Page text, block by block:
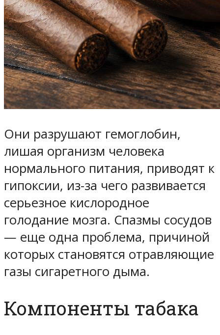
Они разрушают гемоглобин,
лишая организм человека
нормального питания, приводят к
гипоксии, из-за чего развивается
серьезное кислородное
голодание мозга. Спазмы сосудов
— еще одна проблема, причиной
которых становятся отравляющие
газы сигаретного дыма.
Компоненты табака